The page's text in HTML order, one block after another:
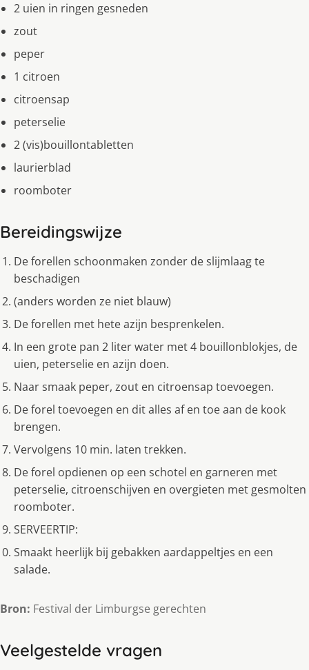
2 uien in ringen gesneden
zout
peper
1 citroen
citroensap
peterselie
2 (vis)bouillontabletten
laurierblad
roomboter
Bereidingswijze
De forellen schoonmaken zonder de slijmlaag te
beschadigen
(anders worden ze niet blauw)
De forellen met hete azijn besprenkelen.
In een grote pan 2 liter water met 4 bouillonblokjes, de
uien, peterselie en azijn doen.
Naar smaak peper, zout en citroensap toevoegen.
De forel toevoegen en dit alles af en toe aan de kook
brengen.
Vervolgens 10 min. laten trekken.
De forel opdienen op een schotel en garneren met
peterselie, citroenschijven en overgieten met gesmolten
roomboter.
SERVEERTIP:
Smaakt heerlijk bij gebakken aardappeltjes en een
salade.
Bron: Festival der Limburgse gerechten
Veelgestelde vragen